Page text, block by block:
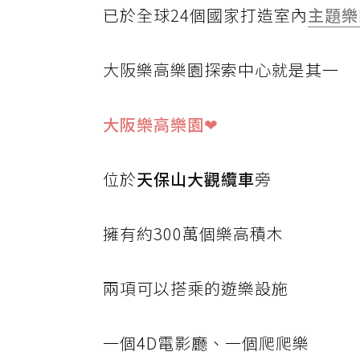
已於全球24個國家打造室內主題
大阪樂高樂園探索中心就是其一
大阪樂高樂園❤
位於天保山大觀纜車旁
擁有約300萬個樂高積木
兩項可以搭乘的遊樂設施
一個4D電影廳、一個爬爬樂